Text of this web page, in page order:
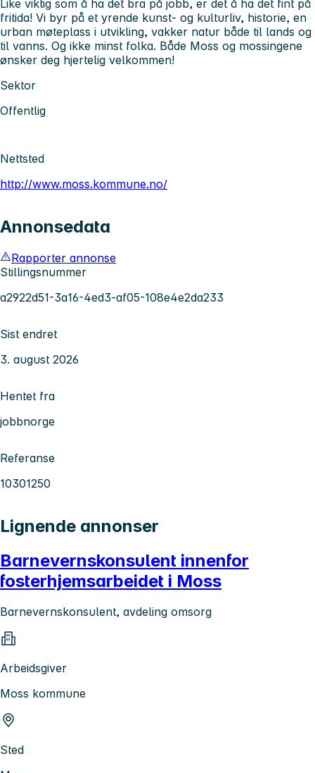
Like viktig som å ha det bra på jobb, er det å ha det fint på
fritida! Vi byr på et yrende kunst- og kulturliv, historie, en
urban møteplass i utvikling, vakker natur både til lands og
til vanns. Og ikke minst folka. Både Moss og mossingene
ønsker deg hjertelig velkommen!
Sektor
Offentlig
Nettsted
http://www.moss.kommune.no/
Annonsedata
Rapporter annonse
Stillingsnummer
a2922d51-3a16-4ed3-af05-108e4e2da233
Sist endret
3. august 2026
Hentet fra
jobbnorge
Referanse
10301250
Lignende annonser
Barnevernskonsulent innenfor
fosterhjemsarbeidet i Moss
Barnevernskonsulent, avdeling omsorg
Arbeidsgiver
Moss kommune
Sted